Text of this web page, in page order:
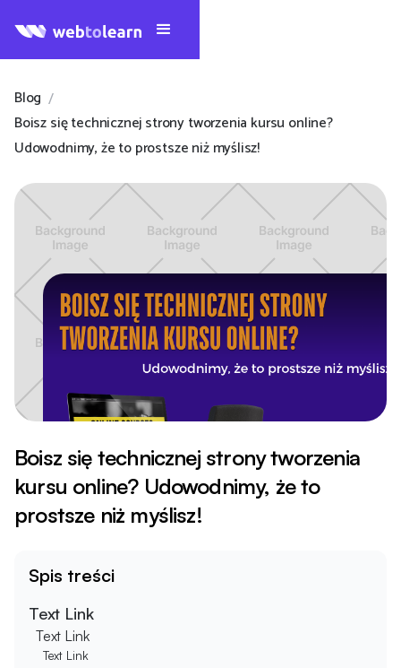
Blog /
Boisz się technicznej strony tworzenia kursu online?
Udowodnimy, że to prostsze niż myślisz!
Boisz się technicznej strony tworzenia
kursu online? Udowodnimy, że to
prostsze niż myślisz!
Spis treści
Text Link
Text Link
Text Link